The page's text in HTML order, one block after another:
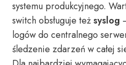
systemu produkcyjnego.
switch obsługuje teżsyslog
logów do centralnego
śledzenie zdarzeń w całej